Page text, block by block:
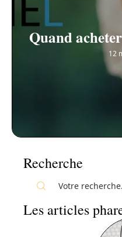
Quand
12
Recherche
Les articles